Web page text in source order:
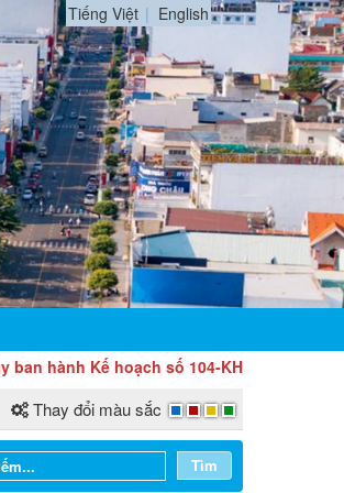
Tiếng Việt English
Kế hoạch số 104-KH/TU về việc tổ
Thay đổi màu sắc
Tìm